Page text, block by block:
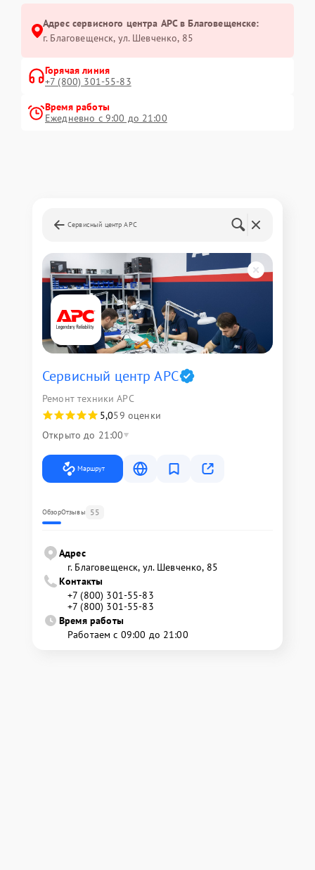
Адрес сервисного центра APC в Благовещенске:
г. Благовещенск, ул. Шевченко, 85
Горячая линия
+7 (800) 301-55-83
Время работы
Ежедневно с 9:00 до 21:00
Сервисный центр APC
Сервисный центр APC
Ремонт техники APC
5,059 оценки
Открыто до 21:00
Маршрут
ОбзорОтзывы 55
Адрес
г. Благовещенск, ул. Шевченко, 85
Контакты
+7 (800) 301-55-83
+7 (800) 301-55-83
Время работы
Работаем с 09:00 до 21:00